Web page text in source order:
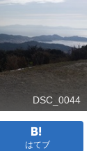
DSC_0044
はてブ